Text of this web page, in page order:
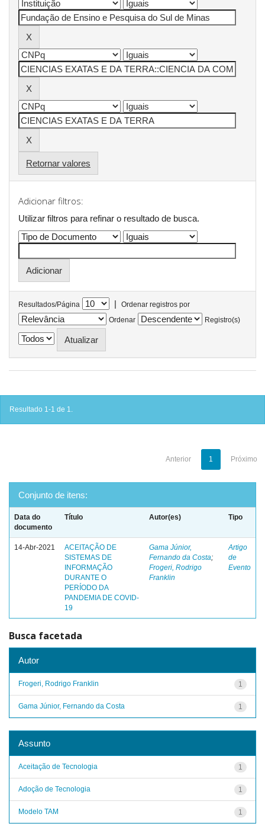
Retornar valores
Adicionar filtros:
Utilizar filtros para refinar o resultado de busca.
Resultados/Página |
Ordenar registros por
Ordenar
Registro(s)
Resultado 1-1 de 1.
Anterior 1 Próximo
Conjunto de itens:
Data do
documento
Título Autor(es) Tipo
14-Abr-2021
ACEITAÇÃO DE
SISTEMAS DE
INFORMAÇÃO
DURANTE O
PERÍODO DA
PANDEMIA DE COVID-
19
Gama Júnior,
Fernando da Costa;
Frogeri, Rodrigo
Franklin
Artigo
de
Evento
Busca facetada
Autor
1
Frogeri, Rodrigo Franklin
1
Gama Júnior, Fernando da Costa
Assunto
1
Aceitação de Tecnologia
1
Adoção de Tecnologia
1
Modelo TAM